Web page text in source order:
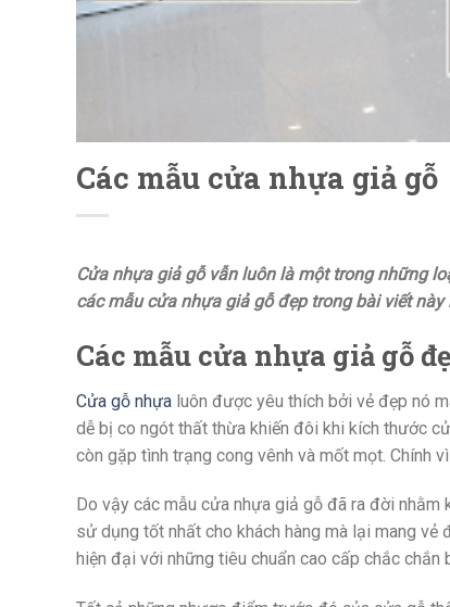
Các mẫu cửa nhựa giả gỗ
Cửa nhựa giả gỗ vẫn luôn là một trong những
các mẫu cửa nhựa giả gỗ đẹp trong bài viết này
Các mẫu cửa nhựa giả gỗ
Cửa gỗ nhựa luôn được yêu thích bởi vẻ đẹp nó
dễ bị co ngót thất thừa khiến đôi khi kích thước
còn gặp tình trạng cong vênh và mốt mọt. Chính
Do vậy các mẫu cửa nhựa giả gỗ đã ra đời
sử dụng tốt nhất cho khách hàng mà lại mang
hiện đại với những tiêu chuẩn cao cấp chắc